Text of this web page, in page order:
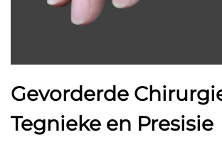
Gevorderde
Tegnieke en Presisie